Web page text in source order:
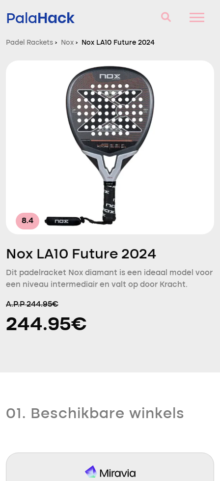
PalaHack
Vragen en antwoorden
Vergelijker
Padel Rackets › Nox › Nox LA10 Future 2024
8.4
Nox LA10 Future 2024
Dit padelracket Nox diamant is een ideaal model voor
een niveau intermediair en valt op door Kracht.
A.P.P 244.95€
244.95€
01. Beschikbare winkels